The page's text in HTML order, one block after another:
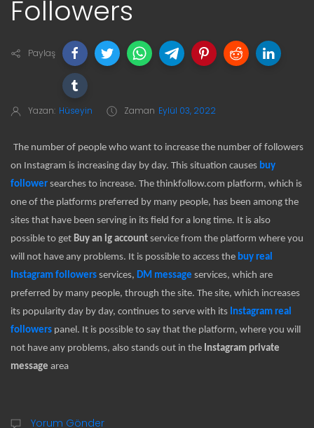
Followers
Paylaş
Yazan: Hüseyin Zaman Eylül 03, 2022
The number of people who want to increase the number of followers
on Instagram is increasing day by day. This situation causes buy
follower searches to increase. The thinkfollow.com platform, which is
one of the platforms preferred by many people, has been among the
sites that have been serving in its field for a long time. It is also
possible to get Buy an ig account service from the platform where you
will not have any problems. It is possible to access the buy real
Instagram followers services, DM message services, which are
preferred by many people, through the site. The site, which increases
its popularity day by day, continues to serve with its Instagram real
followers panel. It is possible to say that the platform, where you will
not have any problems, also stands out in the Instagram private
message area
Yorum Gönder